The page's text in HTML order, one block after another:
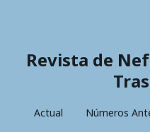
Revista de
Actual Números